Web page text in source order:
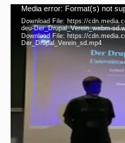
Video
Player
Media error: Format(s) not
Download File: https://
deu-Der_Drupal_Verein_webm-
Download File: https://
Der_Drupal_Verein_sd.mp4